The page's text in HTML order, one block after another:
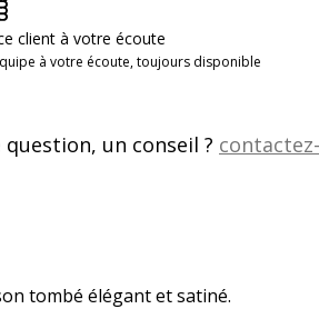
client à votre écoute
à votre écoute, toujours disponible
question, un conseil ?
tombé élégant et satiné.